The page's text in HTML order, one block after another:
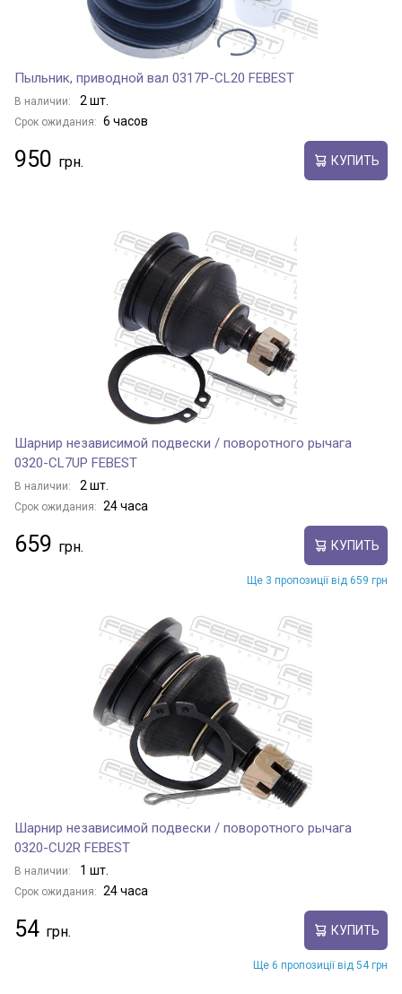
Пыльник, приводной вал 0317P-CL20 FEBEST
В наличии: 2 шт.
Срок ожидания: 6 часов
950 КУПИТЬ
Шарнир независимой подвески / поворотного рычага
0320-CL7UP FEBEST
В наличии: 2 шт.
Срок ожидания: 24 часа
659 КУПИТЬ
Ще 3 пропозиції від 659 грн
Шарнир независимой подвески / поворотного рычага
0320-CU2R FEBEST
В наличии: 1 шт.
Срок ожидания: 24 часа
54 КУПИТЬ
Ще 6 пропозиції від 54 грн